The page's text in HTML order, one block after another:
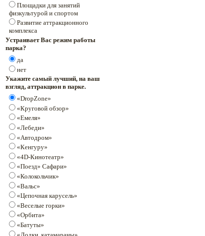
Площадки для занятий
физкультурой и спортом
Развитие аттракционного
комплекса
Устраивает Вас режим работы
парка?
да
нет
Укажите самый лучший, на ваш
взгляд, аттракцион в парке.
«DropZone»
«Круговой обзор»
«Емеля»
«Лебеди»
«Автодром»
«Кенгуру»
«4D-Кинотеатр»
«Поезд» Сафари»
«Колокольчик»
«Вальс»
«Цепочная карусель»
«Веселые горки»
«Орбита»
«Батуты»